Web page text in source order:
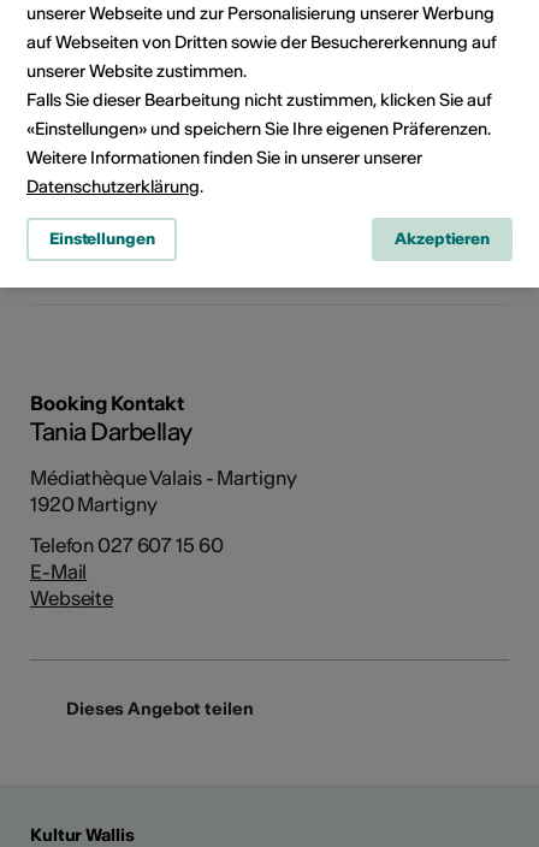
Anbieter
Mediathek Wallis - Martigny
Av. de la Gare 15
1920 Martigny
Telefon +41 (0)27 607 15 40
E-Mail
Webseite
Booking Kontakt
Tania Darbellay
Médiathèque Valais - Martigny
1920 Martigny
Telefon 027 607 15 60
E-Mail
Webseite
Dieses Angebot teilen
Kultur Wallis
unserer Webseite und zur Personalisierung unserer Werbung
auf Webseiten von Dritten sowie der Besuchererkennung auf
unserer Website zustimmen.
Falls Sie dieser Bearbeitung nicht zustimmen, klicken Sie auf
«Einstellungen» und speichern Sie Ihre eigenen Präferenzen.
Weitere Informationen finden Sie in unserer unserer
Datenschutzerklärung.
Einstellungen Akzeptieren